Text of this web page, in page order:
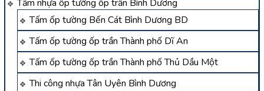
Tấm nhựa ốp tường ốp trần Bình Dương
Tấm ốp tường Bến Cát Bình Dương BD
Tấm ốp tường ốp trần Thành phố Dĩ An
Tấm ốp tường ốp trần Thành phố Thủ Dầu Một
Thi công nhựa Tân Uyên Bình Dương